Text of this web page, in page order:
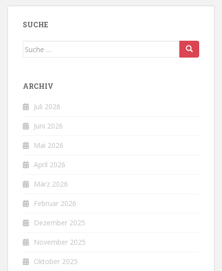
SUCHE
Suche
ARCHIV
Juli 2026
Juni 2026
Mai 2026
April 2026
März 2026
Februar 2026
Dezember 2025
November 2025
Oktober 2025